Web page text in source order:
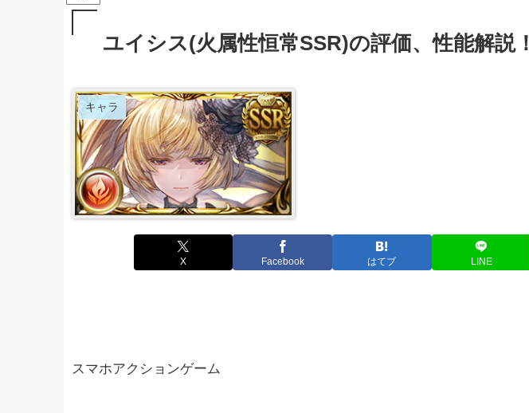
ユイシス(火属性恒常SSR)の評価、性能解説！
キャラ
X Facebook はてブ LINE
スマホアクションゲーム